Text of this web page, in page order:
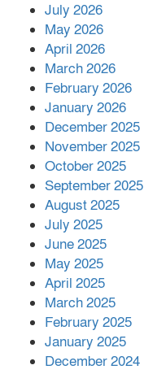
July 2026
May 2026
April 2026
March 2026
February 2026
January 2026
December 2025
November 2025
October 2025
September 2025
August 2025
July 2025
June 2025
May 2025
April 2025
March 2025
February 2025
January 2025
December 2024